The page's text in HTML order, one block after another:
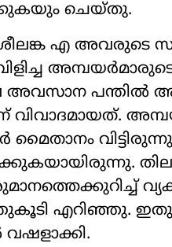
ചെയ്തു.
എ അവരുടെ
പന്തിൽ
മൈതാനം
എറിഞ്ഞു.